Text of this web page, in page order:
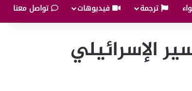
ترجمة فيديوهات تواصل معنا
الإسرائيلي